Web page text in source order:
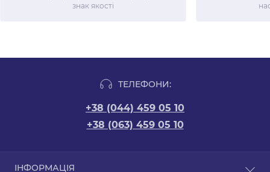
знак якості
ТЕЛЕФОНИ:
+38 (044) 459 05 10
+38 (063) 459 05 10
ІНФОРМАЦІЯ